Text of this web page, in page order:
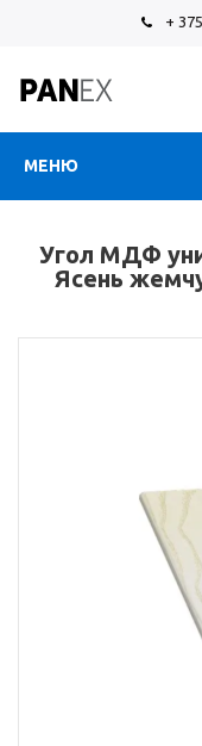
+
МЕНЮ
Угол МДФ
Ясень